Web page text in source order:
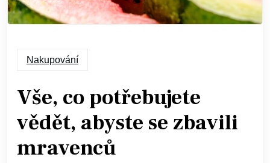
Nakupování
Vše, co potřebujete
vědět, abyste se zbavili
mravenců